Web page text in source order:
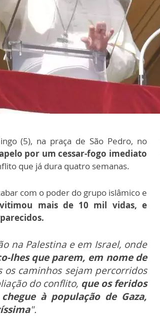
(5), na praça de São Pedro, no
por um cessar-fogo imediato
que já dura quatro semanas.
com o poder do grupo islâmico e
mais de 10 mil vidas, e
na Palestina e em Israel, onde
lhes que parem, em nome de
os caminhos sejam percorridos
do conflito, que os feridos
à população de Gaza,
".